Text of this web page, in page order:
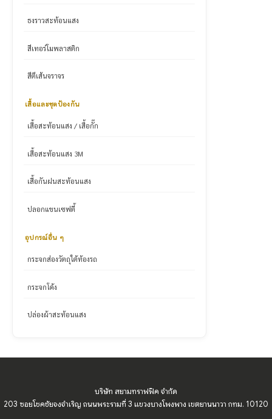
ธงราวสะท้อนแสง
สีเทอร์โมพลาสติก
สีตีเส้นจราจร
เสื้อและชุดป้องกัน
เสื้อสะท้อนแสง / เสื้อกั๊ก
เสื้อสะท้อนแสง 3M
เสื้อกันฝนสะท้อนแสง
ปลอกแขนเซฟตี้
อุปกรณ์อื่น ๆ
กระจกส่องวัตถุใต้ท้องรถ
กระจกโค้ง
ปล่องผ้าสะท้อนแสง
บริษัท สยามทราฟฟิค จำกัด
203 ซอยโชคชัยจงจำเริญ ถนนพระรามที่ 3 แขวงบางโพงพาง เขตยานนาวา กทม. 10120